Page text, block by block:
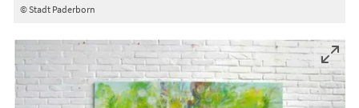
© Stadt Paderborn